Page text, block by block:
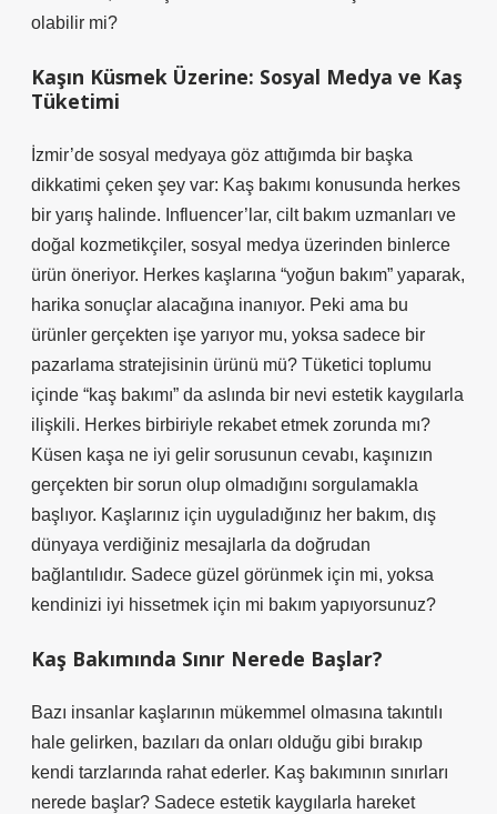
olabilir mi?
Kaşın Küsmek Üzerine: Sosyal Medya ve Kaş
Tüketimi
İzmir’de sosyal medyaya göz attığımda bir başka
dikkatimi çeken şey var: Kaş bakımı konusunda herkes
bir yarış halinde. Influencer’lar, cilt bakım uzmanları ve
doğal kozmetikçiler, sosyal medya üzerinden binlerce
ürün öneriyor. Herkes kaşlarına “yoğun bakım” yaparak,
harika sonuçlar alacağına inanıyor. Peki ama bu
ürünler gerçekten işe yarıyor mu, yoksa sadece bir
pazarlama stratejisinin ürünü mü? Tüketici toplumu
içinde “kaş bakımı” da aslında bir nevi estetik kaygılarla
ilişkili. Herkes birbiriyle rekabet etmek zorunda mı?
Küsen kaşa ne iyi gelir sorusunun cevabı, kaşınızın
gerçekten bir sorun olup olmadığını sorgulamakla
başlıyor. Kaşlarınız için uyguladığınız her bakım, dış
dünyaya verdiğiniz mesajlarla da doğrudan
bağlantılıdır. Sadece güzel görünmek için mi, yoksa
kendinizi iyi hissetmek için mi bakım yapıyorsunuz?
Kaş Bakımında Sınır Nerede Başlar?
Bazı insanlar kaşlarının mükemmel olmasına takıntılı
hale gelirken, bazıları da onları olduğu gibi bırakıp
kendi tarzlarında rahat ederler. Kaş bakımının sınırları
nerede başlar? Sadece estetik kaygılarla hareket